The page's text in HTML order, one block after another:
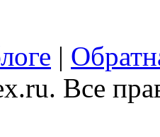
|
Все